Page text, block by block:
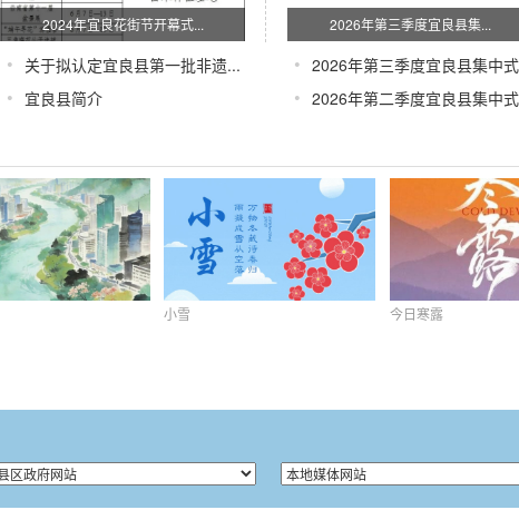
2024年宜良花街节开幕式...
• 关于拟认定宜良县第一批非遗...
• 宜良县简介
2026年第三季度宜良县集...
• 2026年第三季度宜良县集中
• 2026年第二季度宜良县集中
相遇宜良 小雪
小雪
今日寒
今日寒露